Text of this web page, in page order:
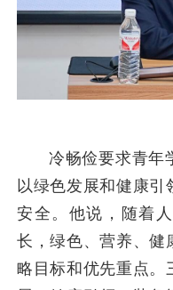
冷畅俭要求青年
以绿色发展和健康
安全。他说，随着
长，绿色、营养、健
略目标和优先重点。